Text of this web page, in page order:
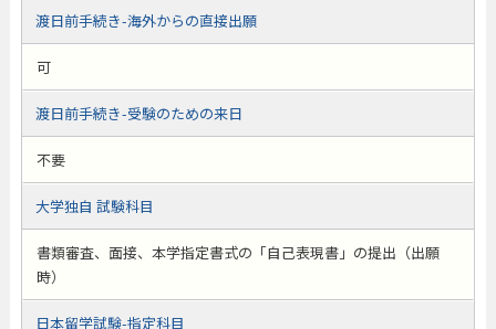
渡日前手続き-海外からの直接出願
可
渡日前手続き-受験のための来日
不要
大学独自 試験科目
書類審査、面接、本学指定書式の「自己表現書」の提出（出願
時）
日本留学試験-指定科目